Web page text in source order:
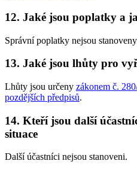
12. Jaké jsou poplatky a
Správní poplatky nejsou
13. Jaké jsou lhůty pro
Lhůty jsou určeny zákonem č.
pozdějších předpisů.
14. Kteří jsou další
situace
Další účastníci nejsou stanoveni.